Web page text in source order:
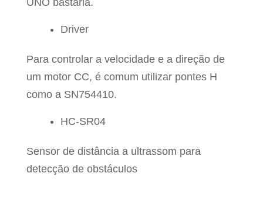
UNO bastaria.
Driver
Para controlar a velocidade e a direção de
um motor CC, é comum utilizar pontes H
como a SN754410.
HC-SR04
Sensor de distância a ultrassom para
detecção de obstáculos